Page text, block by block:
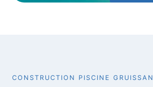
CONSTRUCTION PISCINE GRUISSAN